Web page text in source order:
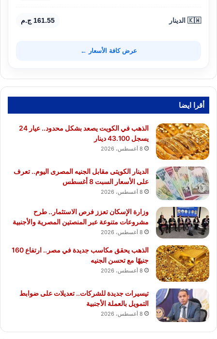
🇰🇼 الدينار 161.55 ج.م
عرض كافة الأسعار ←
أقرا ايضا
الذهب في الكويت يصعد بشكل محدود.. عيار 24
يسجل 43.100 دينار
8 أغسطس، 2026
الدينار الكويتى مقابل الجنيه المصرى اليوم.. تعرف
على الأسعار السبت 8 أغسطس
8 أغسطس، 2026
وزارة الإسكان تعزز فرص الاستثمار.. طرح
مشروعات متنوعة عبر المنصتين المصرية والأجنبية
8 أغسطس، 2026
الذهب يحقق مكاسب جديدة في مصر.. ارتفاع 160
جنيهًا مع تحسن الجنيه
8 أغسطس، 2026
تيسيرات جديدة للشركات.. تعديلات على ضوابط
التمويل بالعملة الأجنبية
8 أغسطس، 2026